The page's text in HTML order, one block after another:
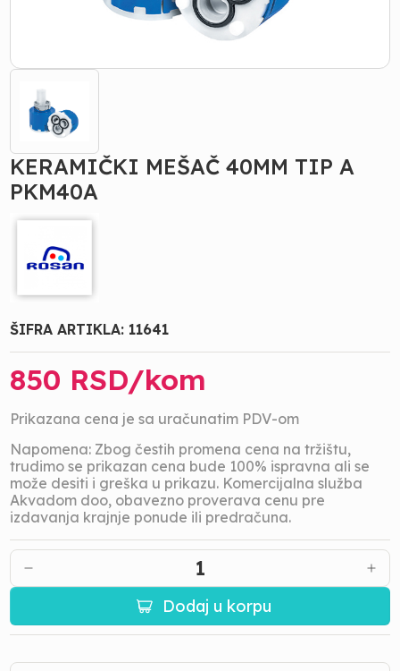
KERAMIČKI MEŠAČ 40MM TIP A
PKM40A
ŠIFRA ARTIKLA: 11641
850 RSD/kom
Prikazana cena je sa uračunatim PDV-om
Napomena: Zbog čestih promena cena na tržištu,
trudimo se prikazan cena bude 100% ispravna ali se
može desiti i greška u prikazu. Komercijalna služba
Akvadom doo, obavezno proverava cenu pre
izdavanja krajnje ponude ili predračuna.
1
Dodaj u korpu